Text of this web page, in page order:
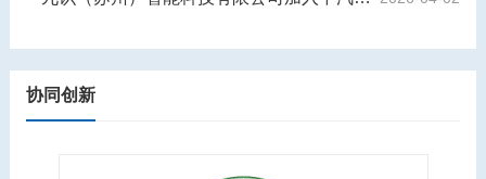
协同创新